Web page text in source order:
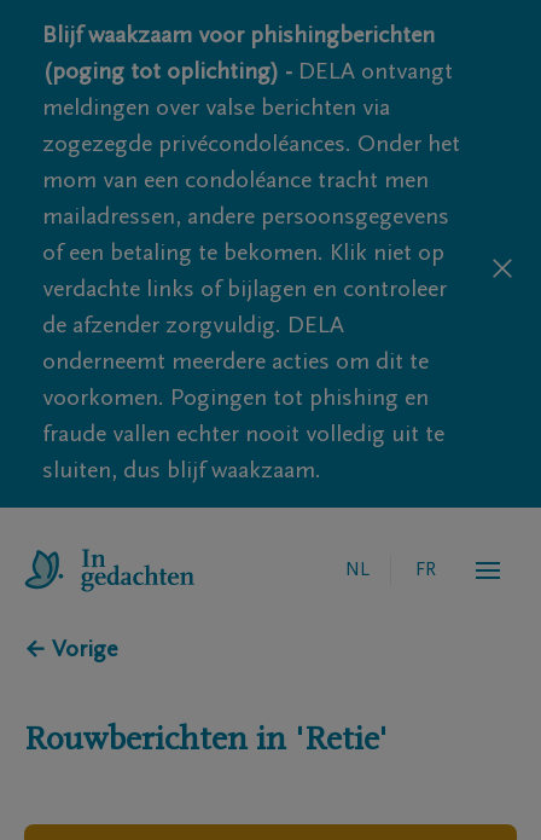
Blijf waakzaam voor phishingberichten
(poging tot oplichting) - DELA ontvangt
meldingen over valse berichten via
zogezegde privécondoléances. Onder het
mom van een condoléance tracht men
mailadressen, andere persoonsgegevens
of een betaling te bekomen. Klik niet op
verdachte links of bijlagen en controleer
de afzender zorgvuldig. DELA
onderneemt meerdere acties om dit te
voorkomen. Pogingen tot phishing en
fraude vallen echter nooit volledig uit te
sluiten, dus blijf waakzaam.
NL FR
← Vorige
Rouwberichten in 'Retie'